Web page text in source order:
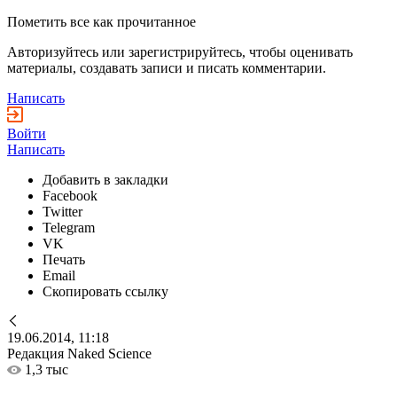
Пометить все как прочитанное
Авторизуйтесь или зарегистрируйтесь, чтобы оценивать
материалы, создавать записи и писать комментарии.
Написать
Войти
Написать
Добавить в закладки
Facebook
Twitter
Telegram
VK
Печать
Email
Скопировать ссылку
19.06.2014, 11:18
Редакция Naked Science
1,3 тыс